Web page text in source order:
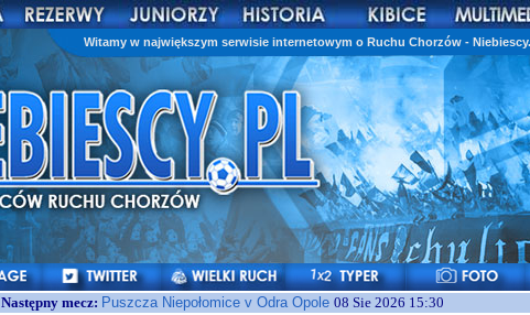
Witamy w największym serwisie internetowym o Ruchu Chorzów -
Następny mecz: Puszcza Niepołomice v Odra Opole 08 Sie 2026 15:30